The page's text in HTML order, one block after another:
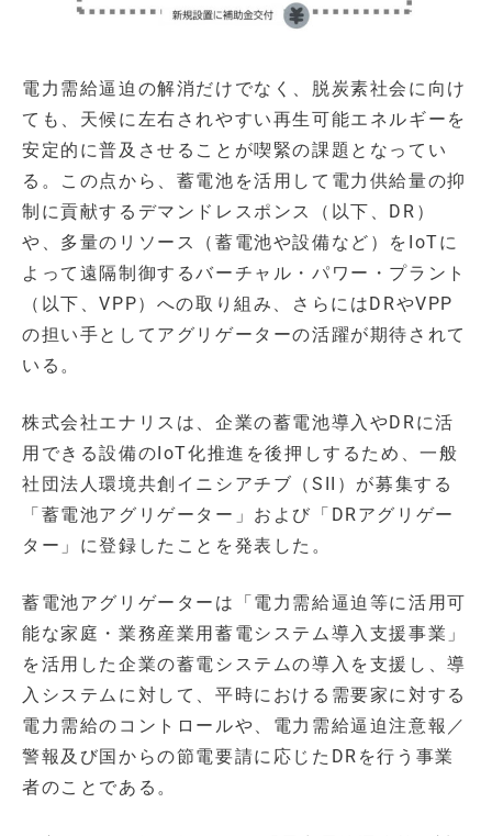
電力需給逼迫の解消だけでなく、脱炭素社会に向け
ても、天候に左右されやすい再生可能エネルギーを
安定的に普及させることが喫緊の課題となってい
る。この点から、蓄電池を活用して電力供給量の抑
制に貢献するデマンドレスポンス（以下、DR）
や、多量のリソース（蓄電池や設備など）をIoTに
よって遠隔制御するバーチャル・パワー・プラント
（以下、VPP）への取り組み、さらにはDRやVPP
の担い手としてアグリゲーターの活躍が期待されて
いる。
株式会社エナリスは、企業の蓄電池導入やDRに活
用できる設備のIoT化推進を後押しするため、一般
社団法人環境共創イニシアチブ（SII）が募集する
「蓄電池アグリゲーター」および「DRアグリゲー
ター」に登録したことを発表した。
蓄電池アグリゲーターは「電力需給逼迫等に活用可
能な家庭・業務産業用蓄電システム導入支援事業」
を活用した企業の蓄電システムの導入を支援し、導
入システムに対して、平時における需要家に対する
電力需給のコントロールや、電力需給逼迫注意報／
警報及び国からの節電要請に応じたDRを行う事業
者のことである。